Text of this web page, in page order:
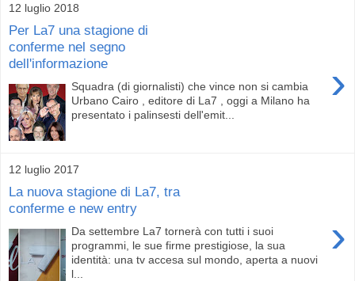
12 luglio 2018
Per La7 una stagione di
conferme nel segno
dell'informazione
›
Squadra (di giornalisti) che vince non si cambia
Urbano Cairo , editore di La7 , oggi a Milano ha
presentato i palinsesti dell'emit...
12 luglio 2017
La nuova stagione di La7, tra
conferme e new entry
›
Da settembre La7 tornerà con tutti i suoi
programmi, le sue firme prestigiose, la sua
identità: una tv accesa sul mondo, aperta a nuovi
l...